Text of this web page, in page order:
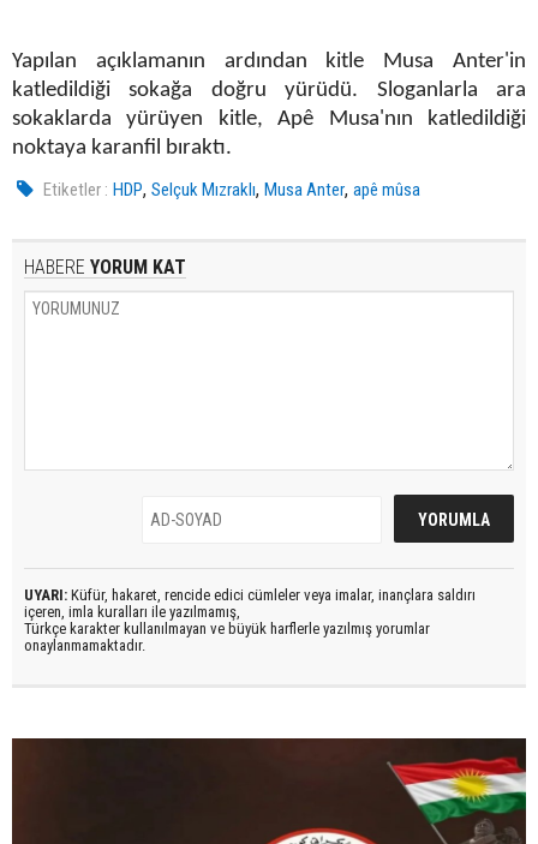
Yapılan açıklamanın ardından kitle Musa Anter'in
katledildiği sokağa doğru yürüdü. Sloganlarla ara
sokaklarda yürüyen kitle, Apê Musa'nın katledildiği
noktaya karanfil bıraktı.
Etiketler : HDP,Selçuk Mızraklı,Musa Anter,apê mûsa
HABERE YORUM KAT
UYARI: Küfür, hakaret, rencide edici cümleler veya imalar, inançlara saldırı
içeren, imla kuralları ile yazılmamış,
Türkçe karakter kullanılmayan ve büyük harflerle yazılmış yorumlar
onaylanmamaktadır.